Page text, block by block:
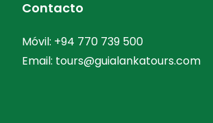
Contacto
Móvil: +94 770 739 500
Email: tours@guialankatours.com